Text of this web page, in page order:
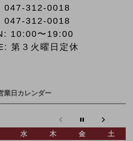
047-312-0018
047-312-0018
10:00〜19:00
第３火曜日定休
業日カレンダー
水 木 金
土